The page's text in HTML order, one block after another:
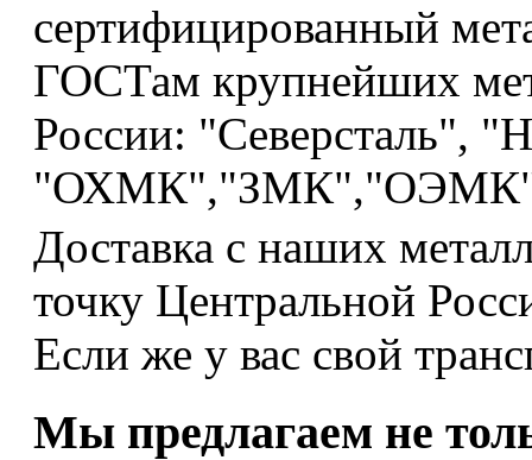
сертифицированный
ГОСТам крупнейших
России:
Доставка с наших
точку Центральной
Если же у вас свой
Мы предлагаем не